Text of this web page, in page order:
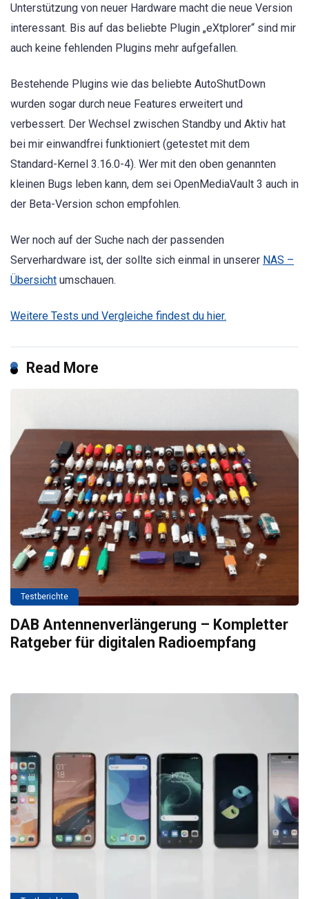
Unterstützung von neuer Hardware macht die neue Version
interessant. Bis auf das beliebte Plugin „eXtplorer“ sind mir
auch keine fehlenden Plugins mehr aufgefallen.
Bestehende Plugins wie das beliebte AutoShutDown
wurden sogar durch neue Features erweitert und
verbessert. Der Wechsel zwischen Standby und Aktiv hat
bei mir einwandfrei funktioniert (getestet mit dem
Standard-Kernel 3.16.0-4). Wer mit den oben genannten
kleinen Bugs leben kann, dem sei OpenMediaVault 3 auch in
der Beta-Version schon empfohlen.
Wer noch auf der Suche nach der passenden
Serverhardware ist, der sollte sich einmal in unserer NAS –
Übersicht umschauen.
Weitere Tests und Vergleiche findest du hier.
Read More
Testberichte
DAB Antennenverlängerung – Kompletter
Ratgeber für digitalen Radioempfang